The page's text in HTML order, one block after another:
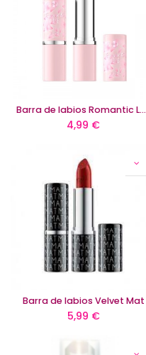
Barra de labios Romantic Love Floral Vibes
4,99 €
Barra de labios Velvet Mat
5,99 €